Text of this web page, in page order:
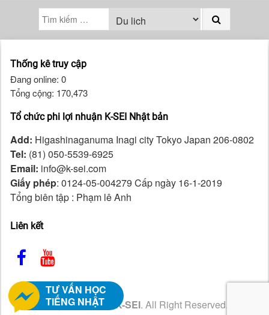
Thống kê truy cập
Đang online: 0
Tổng cộng: 170,473
Tổ chức phi lợi nhuận K-SEI Nhật bản
Add: Higashinaganuma Inagi city Tokyo Japan 206-0802
Tel: (81) 050-5539-6925
Email: info@k-sei.com
Giấy phép: 0124-05-004279 Cấp ngày 16-1-2019
Tổng biên tập : Phạm lê Anh
Liên kết
Copyright ©2026 K-SEI. All Right Reserved.
TƯ VẤN HỌC
TIẾNG NHẬT